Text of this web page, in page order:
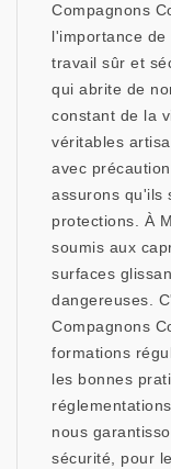
Compagnons
l'importance
travail sûr et
qui abrite de
constant de la
véritables
avec
assurons qu'ils
protections. À
soumis aux
surfaces
dangereuses.
Compagnons
formations
les bonnes
nous
sécurité, pour